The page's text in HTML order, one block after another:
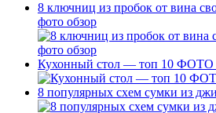
8 ключниц из пробок от вина
фото обзор
Кухонный стол — топ 10 ФОТО
8 популярных схем сумки из